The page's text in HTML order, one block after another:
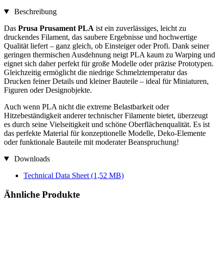
Beschreibung
Das Prusa Prusament PLA ist ein zuverlässiges, leicht zu
druckendes Filament, das saubere Ergebnisse und hochwertige
Qualität liefert – ganz gleich, ob Einsteiger oder Profi. Dank seiner
geringen thermischen Ausdehnung neigt PLA kaum zu Warping und
eignet sich daher perfekt für große Modelle oder präzise Prototypen.
Gleichzeitig ermöglicht die niedrige Schmelztemperatur das
Drucken feiner Details und kleiner Bauteile – ideal für Miniaturen,
Figuren oder Designobjekte.
Auch wenn PLA nicht die extreme Belastbarkeit oder
Hitzebeständigkeit anderer technischer Filamente bietet, überzeugt
es durch seine Vielseitigkeit und schöne Oberflächenqualität. Es ist
das perfekte Material für konzeptionelle Modelle, Deko-Elemente
oder funktionale Bauteile mit moderater Beanspruchung!
Downloads
Technical Data Sheet (1,52 MB)
Ähnliche Produkte